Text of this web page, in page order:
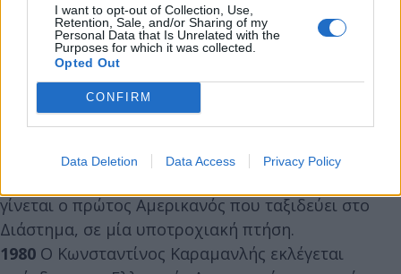
I want to opt-out of Collection, Use,
Retention, Sale, and/or Sharing of my
Personal Data that Is Unrelated with the
Purposes for which it was collected.
Opted Out
CONFIRM
Data Deletion Data Access Privacy Policy
Μαζικές διαδηλώσεις στην κατεχόμενη Αθήνα
ενάντια στην πολιτική επιστράτευση. Ο Εδμόνδος
Τορόν πέφτει νεκρός.
1945Β΄ Παγκόσμιος Πόλεμος: Η Πράγα επαναστατεί
κατά των ναζί.
1945Β' Παγκόσμιος Πόλεμος: Απελευθερώνεται το
στρατόπεδο συγκέντρωσης Μαουτχάουζεν.
γίνεται ο πρώτος Αμερικανός που ταξιδεύει στο
Διάστημα, σε μία υποτροχιακή πτήση.
1980 Ο Κωνσταντίνος Καραμανλής εκλέγεται